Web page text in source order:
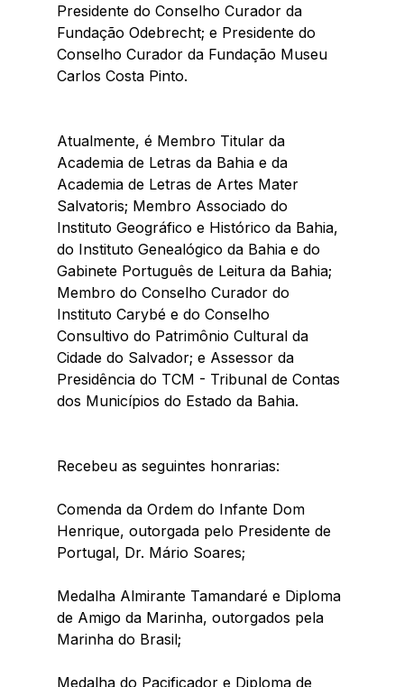
Presidente do Conselho Curador da
Fundação Odebrecht; e Presidente do
Conselho Curador da Fundação Museu
Carlos Costa Pinto.
Atualmente, é Membro Titular da
Academia de Letras da Bahia e da
Academia de Letras de Artes Mater
Salvatoris; Membro Associado do
Instituto Geográfico e Histórico da Bahia,
do Instituto Genealógico da Bahia e do
Gabinete Português de Leitura da Bahia;
Membro do Conselho Curador do
Instituto Carybé e do Conselho
Consultivo do Patrimônio Cultural da
Cidade do Salvador; e Assessor da
Presidência do TCM - Tribunal de Contas
dos Municípios do Estado da Bahia.
Recebeu as seguintes honrarias:
Comenda da Ordem do Infante Dom
Henrique, outorgada pelo Presidente de
Portugal, Dr. Mário Soares;
Medalha Almirante Tamandaré e Diploma
de Amigo da Marinha, outorgados pela
Marinha do Brasil;
Medalha do Pacificador e Diploma de